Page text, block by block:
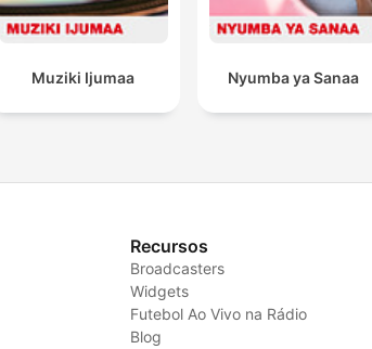
Muziki Ijumaa Nyumba ya Sanaa
Recursos
Broadcasters
Widgets
Futebol Ao Vivo na Rádio
Blog